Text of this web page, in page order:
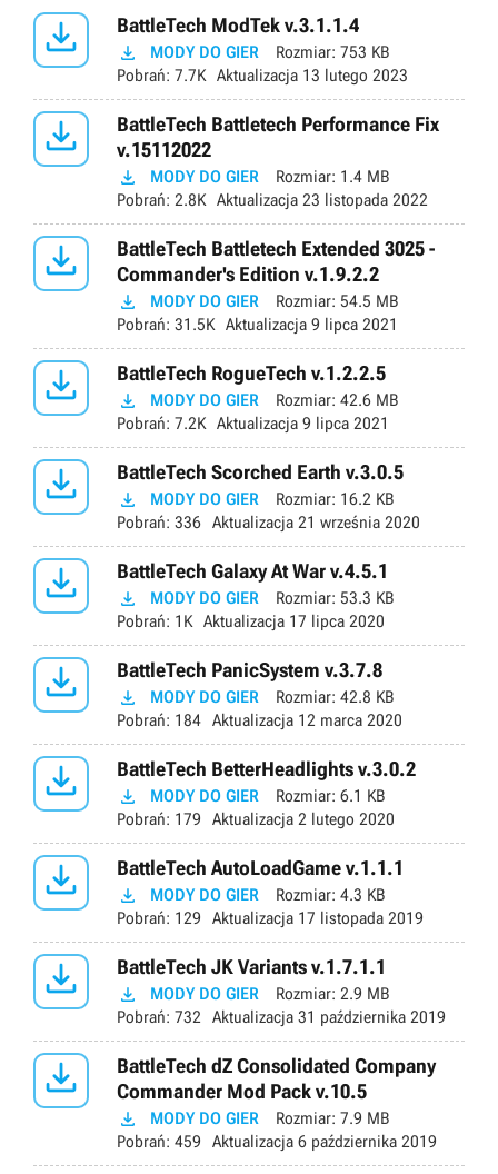
 BattleTech ModTek v.3.1.1.4
 MODY DO GIER Rozmiar: 753 KB
Pobrań: 7.7K Aktualizacja 13 lutego 2023

BattleTech Battletech Performance Fix
v.15112022
 MODY DO GIER Rozmiar: 1.4 MB
Pobrań: 2.8K Aktualizacja 23 listopada 2022

BattleTech Battletech Extended 3025 -
Commander's Edition v.1.9.2.2
 MODY DO GIER Rozmiar: 54.5 MB
Pobrań: 31.5K Aktualizacja 9 lipca 2021
 BattleTech RogueTech v.1.2.2.5
 MODY DO GIER Rozmiar: 42.6 MB
Pobrań: 7.2K Aktualizacja 9 lipca 2021
 BattleTech Scorched Earth v.3.0.5
 MODY DO GIER Rozmiar: 16.2 KB
Pobrań: 336 Aktualizacja 21 września 2020
 BattleTech Galaxy At War v.4.5.1
 MODY DO GIER Rozmiar: 53.3 KB
Pobrań: 1K Aktualizacja 17 lipca 2020
 BattleTech PanicSystem v.3.7.8
 MODY DO GIER Rozmiar: 42.8 KB
Pobrań: 184 Aktualizacja 12 marca 2020
 BattleTech BetterHeadlights v.3.0.2
 MODY DO GIER Rozmiar: 6.1 KB
Pobrań: 179 Aktualizacja 2 lutego 2020
 BattleTech AutoLoadGame v.1.1.1
 MODY DO GIER Rozmiar: 4.3 KB
Pobrań: 129 Aktualizacja 17 listopada 2019
 BattleTech JK Variants v.1.7.1.1
 MODY DO GIER Rozmiar: 2.9 MB
Pobrań: 732 Aktualizacja 31 października 2019

BattleTech dZ Consolidated Company
Commander Mod Pack v.10.5
 MODY DO GIER Rozmiar: 7.9 MB
Pobrań: 459 Aktualizacja 6 października 2019